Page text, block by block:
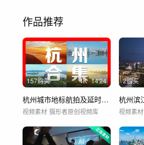
作品推荐
157购买 4K 14'24
杭州城市地标航拍及延时合集
视频素材 摄形者原创视频库
2购买
视频素材